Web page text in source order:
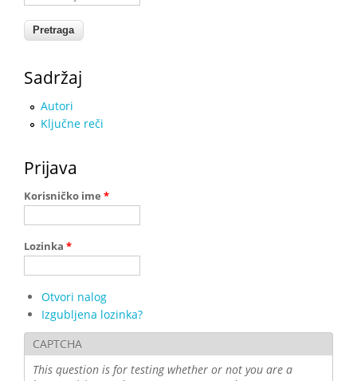
Sadržaj
Autori
Ključne reči
Prijava
Korisničko ime *
Lozinka *
Otvori nalog
Izgubljena lozinka?
CAPTCHA
This question is for testing whether or not you are a